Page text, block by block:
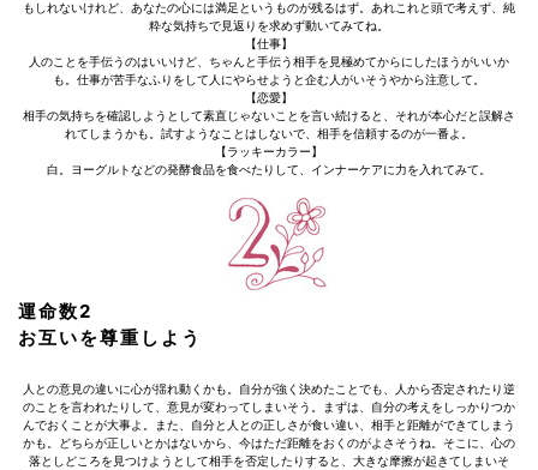
もしれないけれど、あなたの心には満足というものが残るはず。あれこれと頭で考えず、純
粋な気持ちで見返りを求めず動いてみてね。
【仕事】
人のことを手伝うのはいいけど、ちゃんと手伝う相手を見極めてからにしたほうがいいか
も。仕事が苦手なふりをして人にやらせようと企む人がいそうやから注意して。
【恋愛】
相手の気持ちを確認しようとして素直じゃないことを言い続けると、それが本心だと誤解さ
れてしまうかも。試すようなことはしないで、相手を信頼するのが一番よ。
【ラッキーカラー】
白。ヨーグルトなどの発酵食品を食べたりして、インナーケアに力を入れてみて。
運命数2
お互いを尊重しよう
人との意見の違いに心が揺れ動くかも。自分が強く決めたことでも、人から否定されたり逆
のことを言われたりして、意見が変わってしまいそう。まずは、自分の考えをしっかりつか
んでおくことが大事よ。また、自分と人との正しさが食い違い、相手と距離ができてしまう
かも。どちらが正しいとかはないから、今はただ距離をおくのがよさそうね。そこに、心の
落としどころを見つけようとして相手を否定したりすると、大きな摩擦が起きてしまいそ